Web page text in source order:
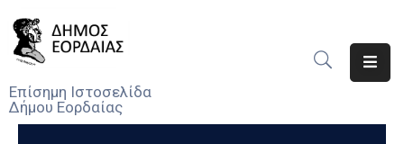
Επίσημη Ιστοσελίδα
Δήμου Εορδαίας
Ο